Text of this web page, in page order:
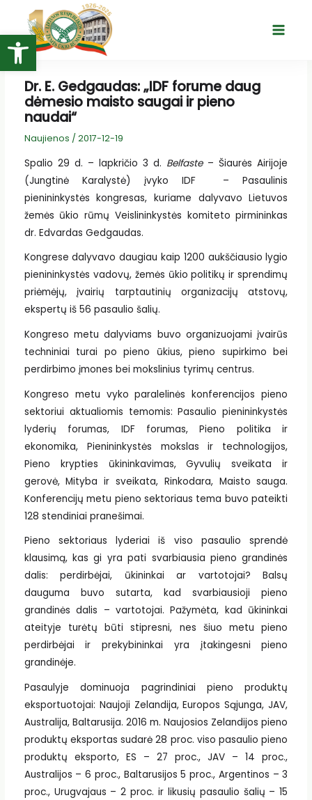
Open toolbar
turinio
Main
Dr. E. Gedgaudas: „IDF forume daug
dėmesio maisto saugai ir pieno
naudai“
Naujienos / 2017-12-19
Spalio 29 d. – lapkričio 3 d. Belfaste – Šiaurės Airijoje
(Jungtinė Karalystė) įvyko IDF – Pasaulinis
pienininkystės kongresas, kuriame dalyvavo Lietuvos
žemės ūkio rūmų Veislininkystės komiteto pirmininkas
dr. Edvardas Gedgaudas.
Kongrese dalyvavo daugiau kaip 1200 aukščiausio lygio
pienininkystės vadovų, žemės ūkio politikų ir sprendimų
priėmėjų, įvairių tarptautinių organizacijų atstovų,
ekspertų iš 56 pasaulio šalių.
Kongreso metu dalyviams buvo organizuojami įvairūs
techniniai turai po pieno ūkius, pieno supirkimo bei
perdirbimo įmones bei mokslinius tyrimų centrus.
Kongreso metu vyko paralelinės konferencijos pieno
sektoriui aktualiomis temomis: Pasaulio pienininkystės
lyderių forumas, IDF forumas, Pieno politika ir
ekonomika, Pienininkystės mokslas ir technologijos,
Pieno krypties ūkininkavimas, Gyvulių sveikata ir
gerovė, Mityba ir sveikata, Rinkodara, Maisto sauga.
Konferencijų metu pieno sektoriaus tema buvo pateikti
128 stendiniai pranešimai.
Pieno sektoriaus lyderiai iš viso pasaulio sprendė
klausimą, kas gi yra pati svarbiausia pieno grandinės
dalis: perdirbėjai, ūkininkai ar vartotojai? Balsų
dauguma buvo sutarta, kad svarbiausioji pieno
grandinės dalis – vartotojai. Pažymėta, kad ūkininkai
ateityje turėtų būti stipresni, nes šiuo metu pieno
perdirbėjai ir prekybininkai yra įtakingesni pieno
grandinėje.
Pasaulyje dominuoja pagrindiniai pieno produktų
eksportuotojai: Naujoji Zelandija, Europos Sąjunga, JAV,
Australija, Baltarusija. 2016 m. Naujosios Zelandijos pieno
produktų eksportas sudarė 28 proc. viso pasaulio pieno
produktų eksporto, ES – 27 proc., JAV – 14 proc.,
Australijos – 6 proc., Baltarusijos 5 proc., Argentinos – 3
proc., Urugvajaus – 2 proc. ir likusių pasaulio šalių – 15